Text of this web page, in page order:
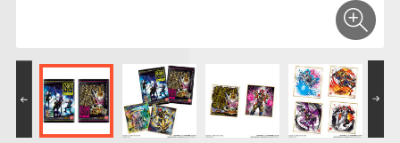
PROJECT R.E.D.・
スーパー戦隊シリー
ズ
ポケットモンスター
サンリオキャラクタ
ーズ
つりグミ SMPシリーズ キャラデコ